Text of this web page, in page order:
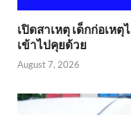
เปิดสาเหตุ เด็กก่อเห
เข้าไปคุยด้วย
August 7, 2026